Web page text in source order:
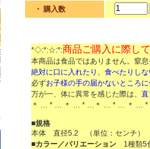
・ 購入数
*◇:*:☆:*:商品ご購入に際し
本商品は食品ではありません。窒
絶対に口に入れたり、食べたりし
必ずお子様の手の届かないところ
万が一、体に異常を感じた際は、
＊ … * … ＊ … * …＊ … * … ＊ …
■規格
本体 直径5.2 （単位：センチ）
■カラー／バリエーション 1種類5